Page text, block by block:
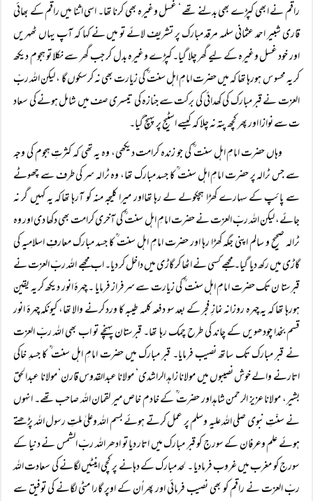
راقم نے ابھی کپڑے بھی بدلنے تھے ‘ غسل وغیرہ بھی کرنا تھا۔ اسی اثنا میں راقم کے بھائی
قاری شبیر احمد عثمانی سلمہ مرقد مبارک پر تشریف لائے تو میں نے کہا کہ آپ یہاں ٹھہریں
اور خود غسل وغیرہ کے لیے گھر چلا گیا۔ کپڑے وغیرہ بدل کر جب گھر سے نکلا تو ہجوم دیکھ
کر یہ محسو س ہورہا تھا کہ میں حضرت امامِ اہل سنت ؒ کی زیارت بھی نہ کرسکوں گا ، لیکن اللہ ربّ
العزت نے قبر مبارک کی کھدائی کی برکت سے جنازہ کی تیسری صف میں شامل ہونے کی سعاد
ت سے نوازا اور پھر کچھ پتہ نہ چلا کہ کیسے اسٹیج پر پہنچ گیا۔
وہاں حضرت امامِ اہل سنت ؒ کی جو زندہ کرامت دیکھی، وہ یہ تھی کہ کثرتِ ہجوم کی وجہ
سے جس ٹرالہ پر حضرت امامِ اہل سنت ؒ کا جسد مبارک تھا، وہ ٹرالہ سر کی طرف سے چھوٹے
سے پائپ کے سہارے کھڑا ہچکولے لے رہا تھااور میرا کلیجہ منہ کو آرہا تھاکہ یہ کہیں گر نہ
جائے، لیکن اللہ ربّ العزت نے حضرت امامِ اہل سنت ؒ کی آخری کرامت بھی دکھا دی اور وہ
ٹرالہ صحیح و سالم اپنی جگہ کھڑا رہا اور حضرت امامِ اہل سنت ؒ کا جسد مبارک معارفِ اسلامیہ کی
گاڑی میں رکھ دیا گیا۔ مجھے کسی نے اٹھا کر گاڑی میں داخل کر دیا۔ اب مجھے اللہ ربّ العزت نے
قبرستا ن تک حضرت امامِ اہل سنت ؒ کی زیارت سے سرفراز فرمایا ۔ چہرۂ انور دیکھ کر یہ یقین
ہورہا تھا کہ یہ چہرہ روزانہ نمازِ فجر کے بعد سو دفعہ کلمہ طیبہ کا ورد کرنے والا تھا، کیونکہ چہرۂ انور
قسم بخدا چودھویں کے چاند کی طرح چمک رہا تھا۔ قبرستان پہنچے تو اب بھی اللہ ربّ العزت
نے قبر مبارک تک ساتھ نصیب فرمایا۔ قبر مبارک میں حضرت امامِ اہل سنت ؒ کا جسدِ خاکی
اتارنے والے خوش نصیبوں میں مولانا زاہد الراشدی‘ مولانا عبدالقدوس قارن‘ مولانا عبدالحق
بشیر، مولانا عزیز الرحمن شاہداور حضرت ؒ کے خادم خاص میر لقمان اللہ صاحب تھے۔ انہوں
نے سنّتِ نبوی صلی اللہ علیہ وسلم پر عمل کرتے ہوئے بسم اللہ وعلیٰ ملتِ رسول اللہ پڑھتے
ہوئے علم وعرفان کے سورج کو قبر مبارک میں اتار دیا تو ادھر اللہ ربّ الشمس نے دنیا کے
سورج کو مغرب میں غروب فرمادیا ۔ لحد مبارک کے دہانے پر کچی اینٹیں لگانے کی سعادت اللہ
ربّ العزت نے راقم کو بھی نصیب فرمائی اور پھر اُن کے اوپر گارا مٹی لگانے کی توفیق سے